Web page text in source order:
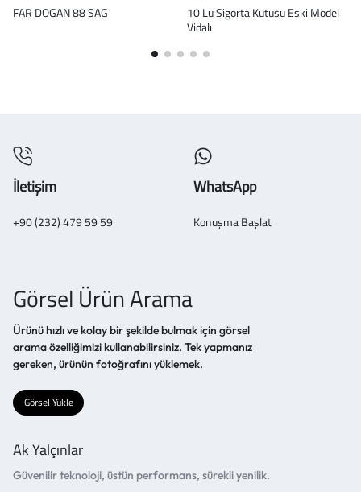
FAR DOGAN 88 SAG
10 Lu Sigorta Kutusu Eski Model
Vidalı
İletişim
+90 (232) 479 59 59
WhatsApp
Konuşma Başlat
Görsel Ürün Arama
Ürünü hızlı ve kolay bir şekilde bulmak için görsel
arama özelliğimizi kullanabilirsiniz. Tek yapmanız
gereken, ürünün fotoğrafını yüklemek.
Görsel Yükle
Ak Yalçınlar
Güvenilir teknoloji, üstün performans, sürekli yenilik.